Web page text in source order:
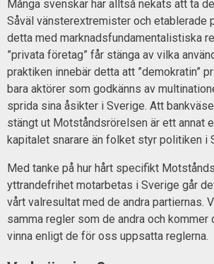
Många svenskar har alltså nekats att ta
Såväl vänsterextremister och etablerade
detta med marknadsfundamentalistiska
”privata företag” får stänga av vilka
praktiken innebär detta att ”demokratin”
bara aktörer som godkänns av
sprida sina åsikter i Sverige. Att
stängt ut Motståndsrörelsen är ett annat
kapitalet snarare än folket styr politiken i
Med tanke på hur hårt specifikt
yttrandefrihet motarbetas i Sverige går
vårt valresultat med de andra partiernas.
samma regler som de andra och kommer
vinna enligt de för oss uppsatta reglerna.